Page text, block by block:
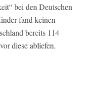
bei den Deutschen
fand keinen
bereits 114
diese abliefen.